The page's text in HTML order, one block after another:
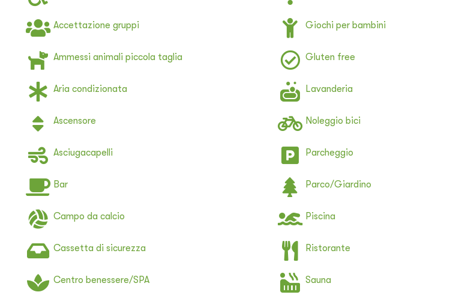
Accettazione gruppi
Ammessi animali piccola taglia
Aria condizionata
Ascensore
Asciugacapelli
Bar
Campo da calcio
Cassetta di sicurezza
Centro benessere/SPA
Giochi per bambini
Gluten free
Lavanderia
Noleggio bici
Parcheggio
Parco/Giardino
Piscina
Ristorante
Sauna